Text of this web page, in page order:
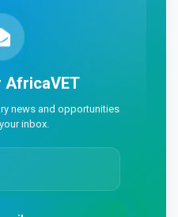
AfricaVET
news and opportunities
inbox.